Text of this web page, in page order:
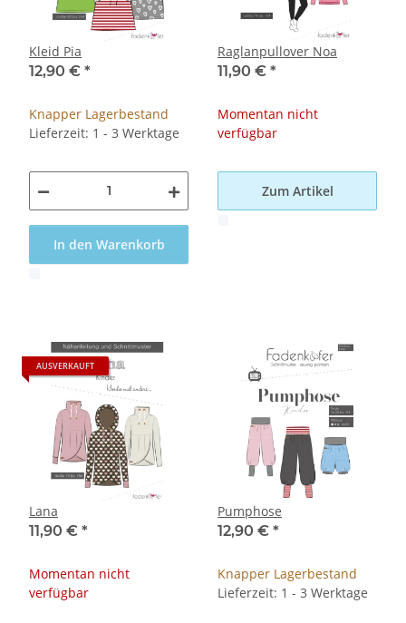
Kleid Pia
12,90 € *
Knapper Lagerbestand
Lieferzeit: 1 - 3 Werktage
In den Warenkorb
Raglanpullover Noa
11,90 € *
Momentan nicht
verfügbar
Zum Artikel
AUSVERKAUFT
Lana
11,90 € *
Momentan nicht
verfügbar
Pumphose
12,90 € *
Knapper Lagerbestand
Lieferzeit: 1 - 3 Werktage